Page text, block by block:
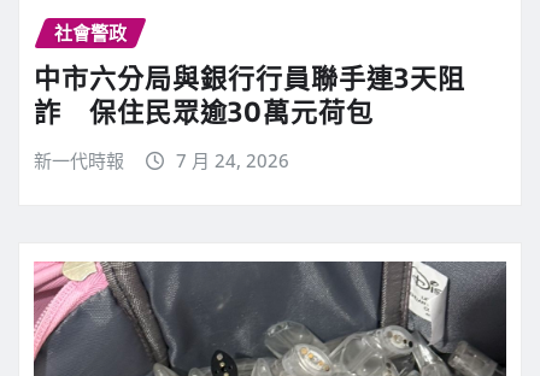
社會警政
中市六分局與銀行行員聯手連3天阻
詐 保住民眾逾30萬元荷包
新一代時報 7 月 24, 2026